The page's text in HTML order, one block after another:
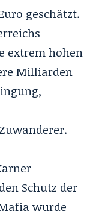
geschätzt.
extrem hohen
Milliarden
Schutz der
wurde